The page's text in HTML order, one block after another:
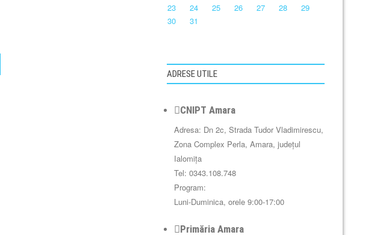
23
24 25 26 27 28
29
30
31
ADRESE UTILE
CNIPT Amara
Adresa: Dn 2c, Strada Tudor Vladimirescu,
Zona Complex Perla, Amara, județul
Ialomița
Tel: 0343.108.748
Program:
Luni-Duminica, orele 9:00-17:00
Primăria Amara